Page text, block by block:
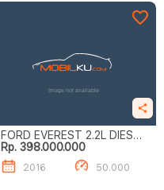
FORD EVEREST 2.2L DIESEL
TITANIUM
Rp. 398.000.000
2016 50.000